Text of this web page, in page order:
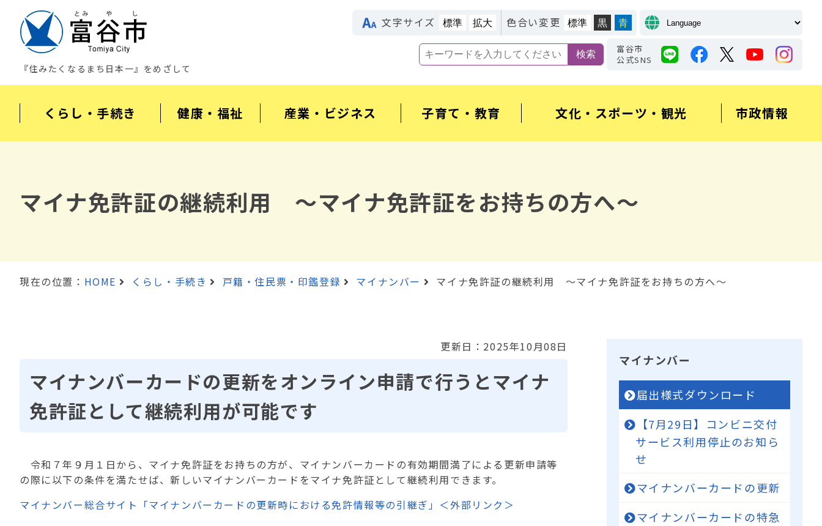
『住みたくなるまち日本一』をめざして
文字サイズ 標準 拡大 色合い変更 標準 黒 青
富谷市
公式SNS
くらし・手続き 健康・福祉 産業・ビジネス 子育て・教育 文化・スポーツ・観光 市政情報
マイナ免許証の継続利用 ～マイナ免許証をお持ちの方へ～
現在の位置： HOME くらし・手続き 戸籍・住民票・印鑑登録 マイナンバー マイナ免許証の継続利用 ～マイナ免許証をお持ちの方へ～
更新日：2025年10月08日
マイナンバーカードの更新をオンライン申請で行うとマイナ
免許証として継続利用が可能です
令和７年９月１日から、マイナ免許証をお持ちの方が、マイナンバーカードの有効期間満了による更新申請等
の際に以下の条件を満たせば、新しいマイナンバーカードをマイナ免許証として継続利用できます。
マイナンバー総合サイト「マイナンバーカードの更新時における免許情報等の引継ぎ」＜外部リンク＞
マイナンバー
届出様式ダウンロード
【7月29日】コンビニ交付
サービス利用停止のお知ら
せ
マイナンバーカードの更新
マイナンバーカードの特急